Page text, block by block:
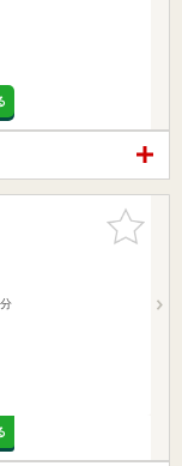
お気に入
りに追加